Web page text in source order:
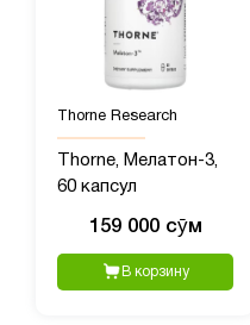
Thorne Research
Thorne, Мелатон-3,
60 капсул
159 000 сӯм
В корзину